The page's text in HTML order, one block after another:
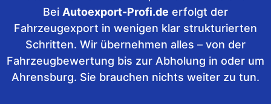
Bei Autoexport-Profi.de erfolgt der
Fahrzeugexport in wenigen klar strukturierten
Schritten. Wir übernehmen alles – von der
Fahrzeugbewertung bis zur Abholung in oder um
Ahrensburg. Sie brauchen nichts weiter zu tun.